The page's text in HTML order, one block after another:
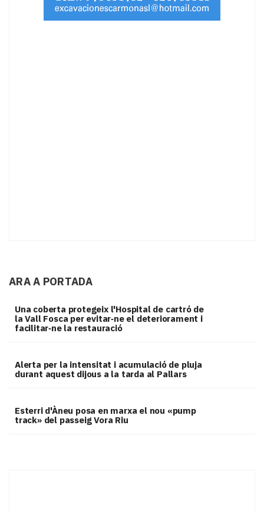
ARA A PORTADA
Una coberta protegeix l'Hospital de cartró de
la Vall Fosca per evitar‑ne el deteriorament i
facilitar‑ne la restauració
Alerta per la intensitat i acumulació de pluja
durant aquest dijous a la tarda al Pallars
Esterri d'Àneu posa en marxa el nou «pump
track» del passeig Vora Riu